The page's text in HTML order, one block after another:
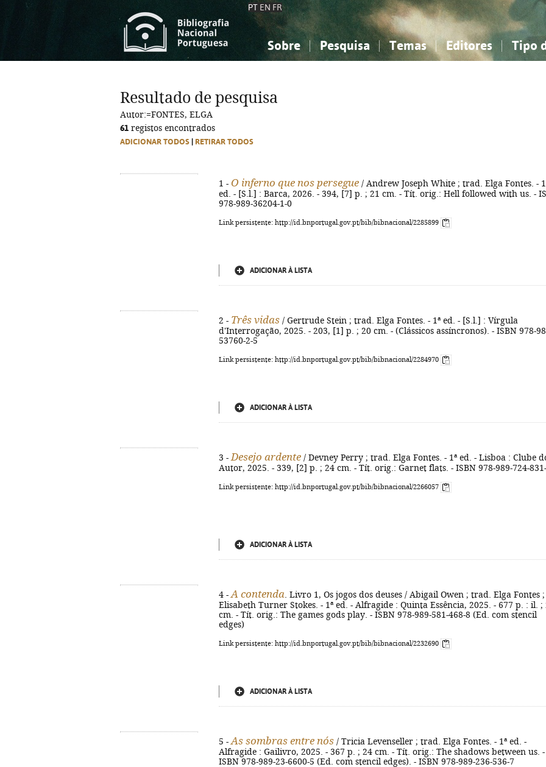
PT EN FR
Sobre Pesquisa Temas
Ciências sociais...
Editores Tipo
Ciências sociais...
Resultado de pesquisa
Autor:=FONTES, ELGA
61 registos encontrados
ADICIONAR TODOS RETIRAR TODOS
1 - O inferno que nos persegue / Andrew Joseph White ; trad. Elga Fontes. -
ed. - [S.l.] : Barca, 2026. - 394, [7] p. ; 21 cm. - Tít. orig.: Hell followed with us. -
978-989-36204-1-0
Link persistente: http://id.bnportugal.gov.pt/bib/bibnacional/2285899
ADICIONAR À LISTA
2 - Três vidas / Gertrude Stein ; trad. Elga Fontes. - 1ª ed. - [S.l.] : Vírgula
d'Interrogação, 2025. - 203, [1] p. ; 20 cm. - (Clássicos assíncronos). - ISBN 978-
53760-2-5
Link persistente: http://id.bnportugal.gov.pt/bib/bibnacional/2284970
ADICIONAR À LISTA
3 - Desejo ardente / Devney Perry ; trad. Elga Fontes. - 1ª ed. - Lisboa : Clube
Autor, 2025. - 339, [2] p. ; 24 cm. - Tít. orig.: Garnet flats. - ISBN 978-989-724-
Link persistente: http://id.bnportugal.gov.pt/bib/bibnacional/2266057
ADICIONAR À LISTA
4 - A contenda . Livro 1, Os jogos dos deuses / Abigail Owen ; trad. Elga Fontes ;
Elisabeth Turner Stokes. - 1ª ed. - Alfragide : Quinta Essência, 2025. - 677 p. : il. ;
cm. - Tít. orig.: The games gods play. - ISBN 978-989-581-468-8 (Ed. com stencil
edges)
Link persistente: http://id.bnportugal.gov.pt/bib/bibnacional/2232690
ADICIONAR À LISTA
5 - As sombras entre nós / Tricia Levenseller ; trad. Elga Fontes. - 1ª ed. -
Alfragide : Gailivro, 2025. - 367 p. ; 24 cm. - Tít. orig.: The shadows between us. -
ISBN 978-989-23-6600-5 (Ed. com stencil edges). - ISBN 978-989-236-536-7